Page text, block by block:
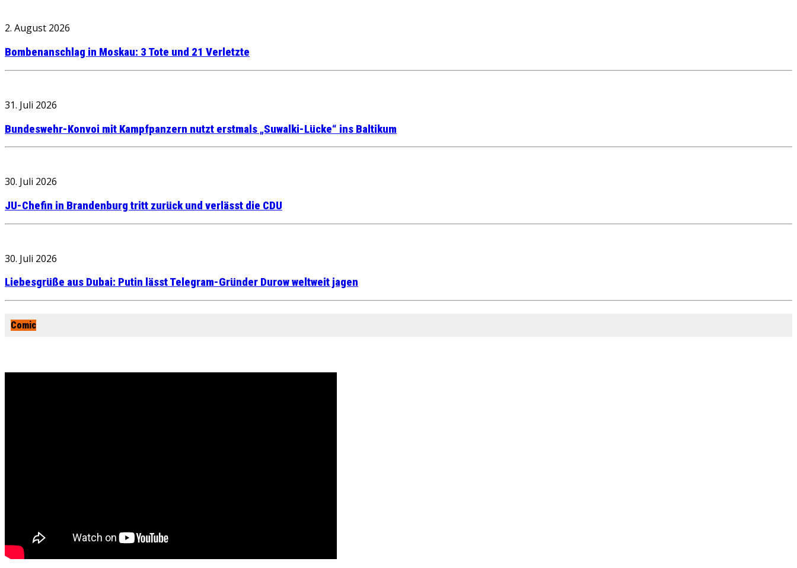
2. August 2026
Bombenanschlag in Moskau: 3 Tote und 21 Verletzte
31. Juli 2026
Bundeswehr-Konvoi mit Kampfpanzern nutzt erstmals „Suwalki-Lücke“ ins Baltikum
30. Juli 2026
JU-Chefin in Brandenburg tritt zurück und verlässt die CDU
30. Juli 2026
Liebesgrüße aus Dubai: Putin lässt Telegram-Gründer Durow weltweit jagen
Comic